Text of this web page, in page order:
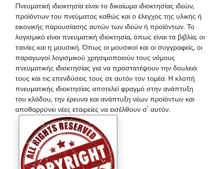
Πνευματική ιδιοκτησία είναι το δικαίωμα ιδιοκτησίας ιδεών,
προϊόντων του πνεύματος καθώς και ο έλεγχος της υλικής ή
εικονικής παρουσίασης αυτών των ιδεών ή προϊόντων. Το
λογισμικό είναι πνευματική ιδιοκτησία, όπως είναι τα βιβλία, οι
ταινίες και η μουσική. Όπως οι μουσικοί και οι συγγραφείς, οι
παραγωγοί λογισμικού χρησιμοποιούν τους νόμους
πνευματικής ιδιοκτησίας για να προστατέψουν την δουλειά
τους και τις επενδύσεις τους σε αυτόν τον τομέα. Η κλοπή
πνευματικής ιδιοκτησίας αποτελεί φραγμό στην ανάπτυξη
του κλάδου, την έρευνα και ανάπτυξη νέων προϊόντων και
αποθαρρύνει νέες εταιρείες να εισέλθουν σ' αυτόν.